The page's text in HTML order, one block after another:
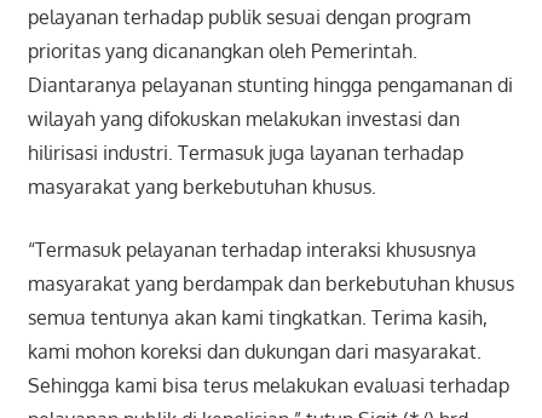
pelayanan terhadap publik sesuai dengan program
prioritas yang dicanangkan oleh Pemerintah.
Diantaranya pelayanan stunting hingga pengamanan di
wilayah yang difokuskan melakukan investasi dan
hilirisasi industri. Termasuk juga layanan terhadap
masyarakat yang berkebutuhan khusus.
“Termasuk pelayanan terhadap interaksi khususnya
masyarakat yang berdampak dan berkebutuhan khusus
semua tentunya akan kami tingkatkan. Terima kasih,
kami mohon koreksi dan dukungan dari masyarakat.
Sehingga kami bisa terus melakukan evaluasi terhadap